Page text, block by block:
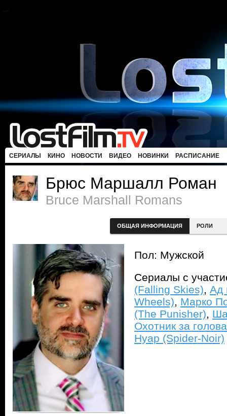
СЕРИАЛЫ КИНО НОВОСТИ ВИДЕО НОВИНКИ РАСПИСАНИЕ
Брюс Маршалл Роман
Bruce Marshall Romans
ОБЩАЯ ИНФОРМАЦИЯ РОЛИ
Пол: Мужской
Сериалы с
(Falling Skies), Ад
Wheels), Марко
(The Punisher),
Охотник за
Нуар (Spider-Noir)